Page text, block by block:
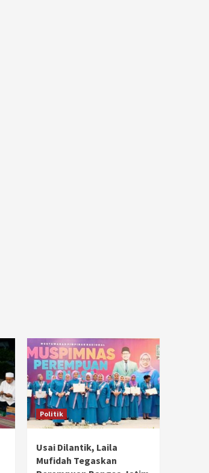
Politik
Usai Dilantik, Laila
Mufidah Tegaskan